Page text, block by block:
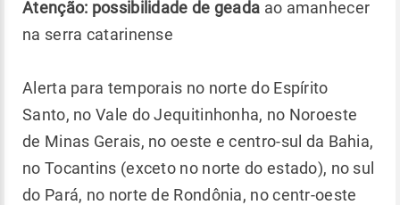
Atenção: possibilidade de geada ao amanhecer
na serra catarinense
Alerta para temporais no norte do Espírito
Santo, no Vale do Jequitinhonha, no Noroeste
de Minas Gerais, no oeste e centro-sul da Bahia,
no Tocantins (exceto no norte do estado), no sul
do Pará, no norte de Rondônia, no centr-oeste